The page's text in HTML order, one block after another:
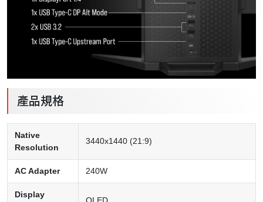
產品規格
Native
Resolution
3440x1440 (21:9)
AC Adapter 240W
Display